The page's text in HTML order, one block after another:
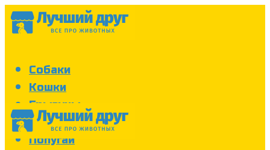
Собаки
Кошки
Грызуны
Аквариум
Попугаи